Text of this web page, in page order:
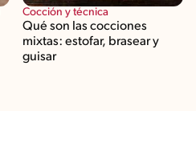
Cocción y técnica
Qué son las cocciones
mixtas: estofar, brasear y
guisar